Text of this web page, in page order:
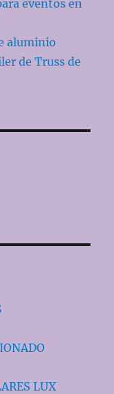
eventos en
aluminio
de Truss de
LUX